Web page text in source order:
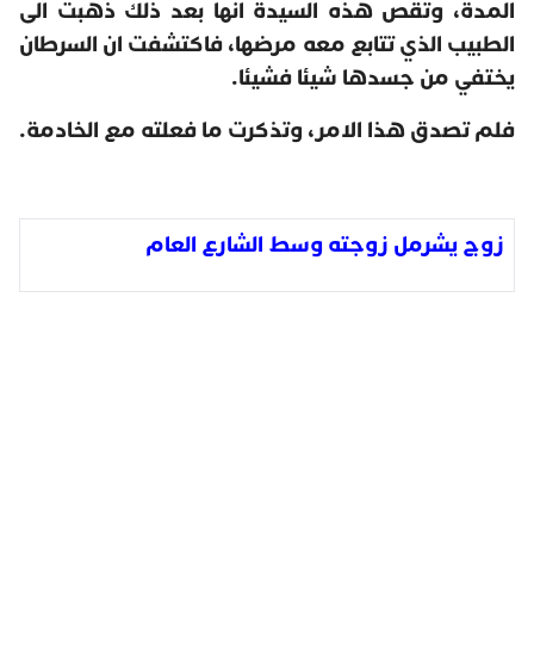
المدة، وتقص هذه السيدة انها بعد ذلك ذهبت الى
الطبيب الذي تتابع معه مرضها، فاكتشفت ان السرطان
يختفي من جسدها شيئا فشيئا.
فلم تصدق هذا الامر، وتذكرت ما فعلته مع الخادمة.
زوج يشرمل زوجته وسط الشارع العام